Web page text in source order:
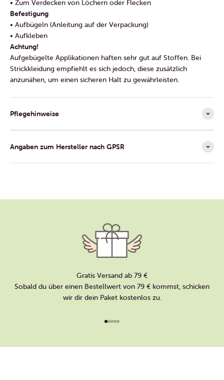
• Zum Verdecken von Löchern oder Flecken
Befestigung
• Aufbügeln (Anleitung auf der Verpackung)
• Aufkleben
Achtung!
Aufgebügelte Applikationen haften sehr gut auf Stoffen. Bei
Strickkleidung empfiehlt es sich jedoch, diese zusätzlich
anzunähen, um einen sicheren Halt zu gewährleisten.
Pflegehinweise
Angaben zum Hersteller nach GPSR
Gratis Versand ab 79 €
Sobald du über einen Bestellwert von 79 € kommst, schicken
wir dir dein Paket kostenlos zu.